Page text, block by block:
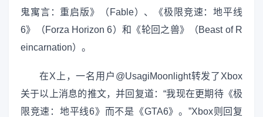
鬼寓言：重启版》（Fable）、《极限竞速：地平线
6》（Forza Horizon 6）和《轮回之兽》（Beast of R
eincarnation）。
在X上，一名用户@UsagiMoonlight转发了Xbox
关于以上消息的推文，并回复道：“我现在更期待《极
限竞速：地平线6》而不是《GTA6》。”Xbox则回复